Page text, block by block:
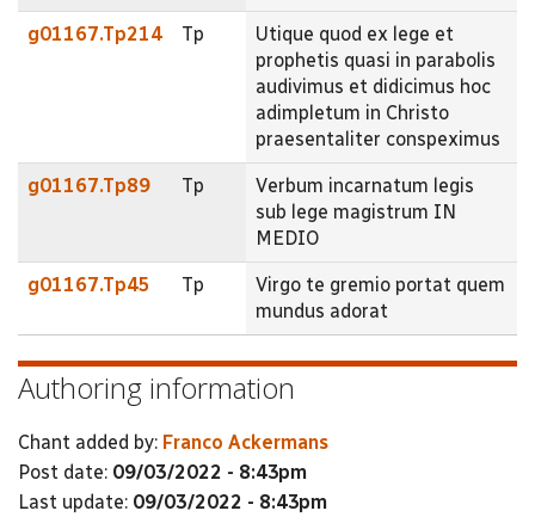
g01167.Tp214 Tp
Utique quod ex lege et
prophetis quasi in parabolis
audivimus et didicimus hoc
adimpletum in Christo
praesentaliter conspeximus
g01167.Tp89 Tp
Verbum incarnatum legis
sub lege magistrum IN
MEDIO
g01167.Tp45 Tp
Virgo te gremio portat quem
mundus adorat
Authoring information
Chant added by: Franco Ackermans
Post date: 09/03/2022 - 8:43pm
Last update: 09/03/2022 - 8:43pm